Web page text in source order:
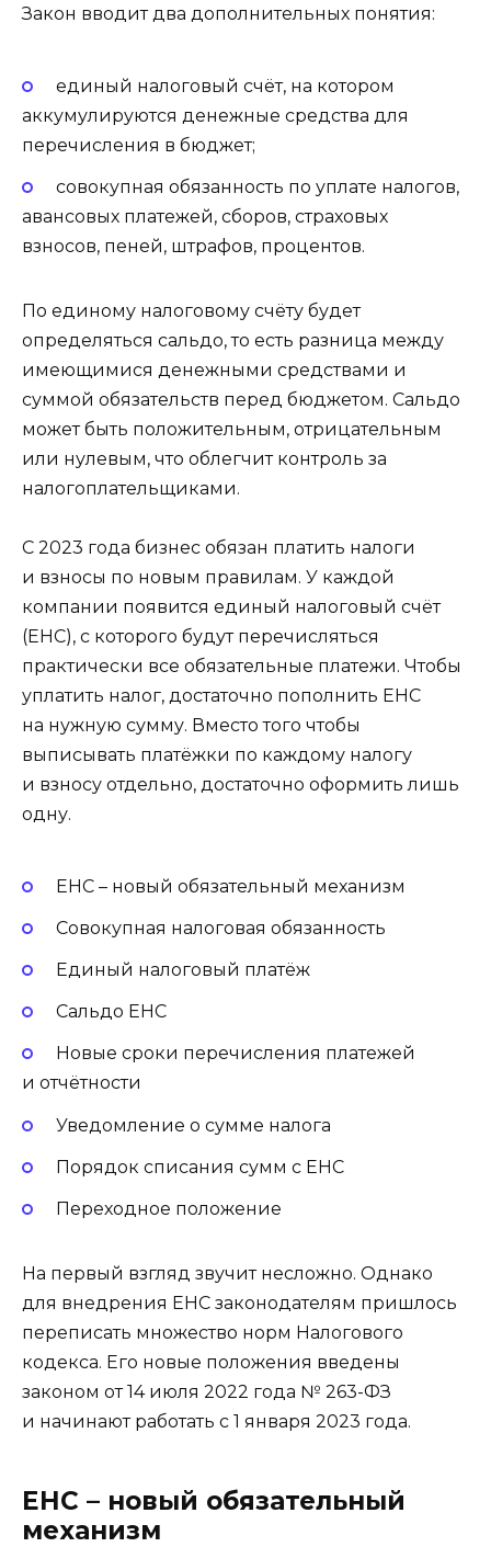
Закон вводит два дополнительных понятия:
единый налоговый счёт, на котором
аккумулируются денежные средства для
перечисления в бюджет;
совокупная обязанность по уплате налогов,
авансовых платежей, сборов, страховых
взносов, пеней, штрафов, процентов.
По единому налоговому счёту будет
определяться сальдо, то есть разница между
имеющимися денежными средствами и
суммой обязательств перед бюджетом. Сальдо
может быть положительным, отрицательным
или нулевым, что облегчит контроль за
налогоплательщиками.
С 2023 года бизнес обязан платить налоги
и взносы по новым правилам. У каждой
компании появится единый налоговый счёт
(ЕНС), с которого будут перечисляться
практически все обязательные платежи. Чтобы
уплатить налог, достаточно пополнить ЕНС
на нужную сумму. Вместо того чтобы
выписывать платёжки по каждому налогу
и взносу отдельно, достаточно оформить лишь
одну.
ЕНС – новый обязательный механизм
Совокупная налоговая обязанность
Единый налоговый платёж
Сальдо ЕНС
Новые сроки перечисления платежей
и отчётности
Уведомление о сумме налога
Порядок списания сумм с ЕНС
Переходное положение
На первый взгляд звучит несложно. Однако
для внедрения ЕНС законодателям пришлось
переписать множество норм Налогового
кодекса. Его новые положения введены
законом от 14 июля 2022 года № 263-ФЗ
и начинают работать с 1 января 2023 года.
ЕНС – новый обязательный
механизм